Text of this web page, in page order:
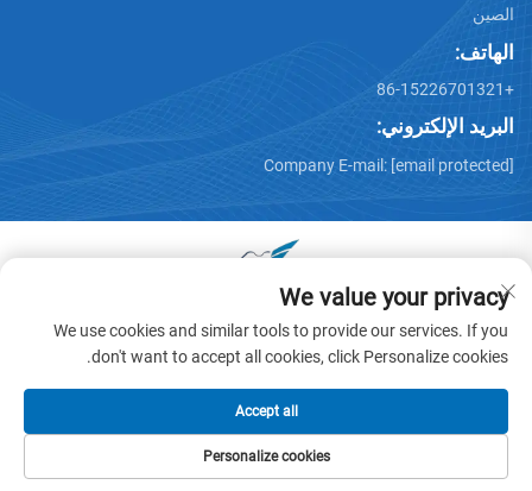
الصين
الهاتف:
+86-15226701321
البريد الإلكتروني:
Company E-mail: [email protected]
جميع الحقوق محفوظة © 2025 بواسطة دونغقوانغ هوايو عربة آلات
المحدودة -سياسة الخصوصية
We value your privacy
We use cookies and similar tools to provide our services. If you
don't want to accept all cookies, click Personalize cookies.
Personalize cookies
Accept all